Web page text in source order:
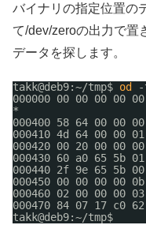
バイナリの指定位置の
て/dev/zeroの出力で置
データを探します。
takk@deb9:~/tmp$ od
000000 00 00 00 00
*
000400 58 64 00 00
000410 4d 64 00 00
000420 00 20 00 00
000430 60 a0 65 5b
000440 2f 9e 65 5b
000450 00 00 00 00
000460 02 00 00 00
000470 84 07 17 c0
takk@deb9:~/tmp$